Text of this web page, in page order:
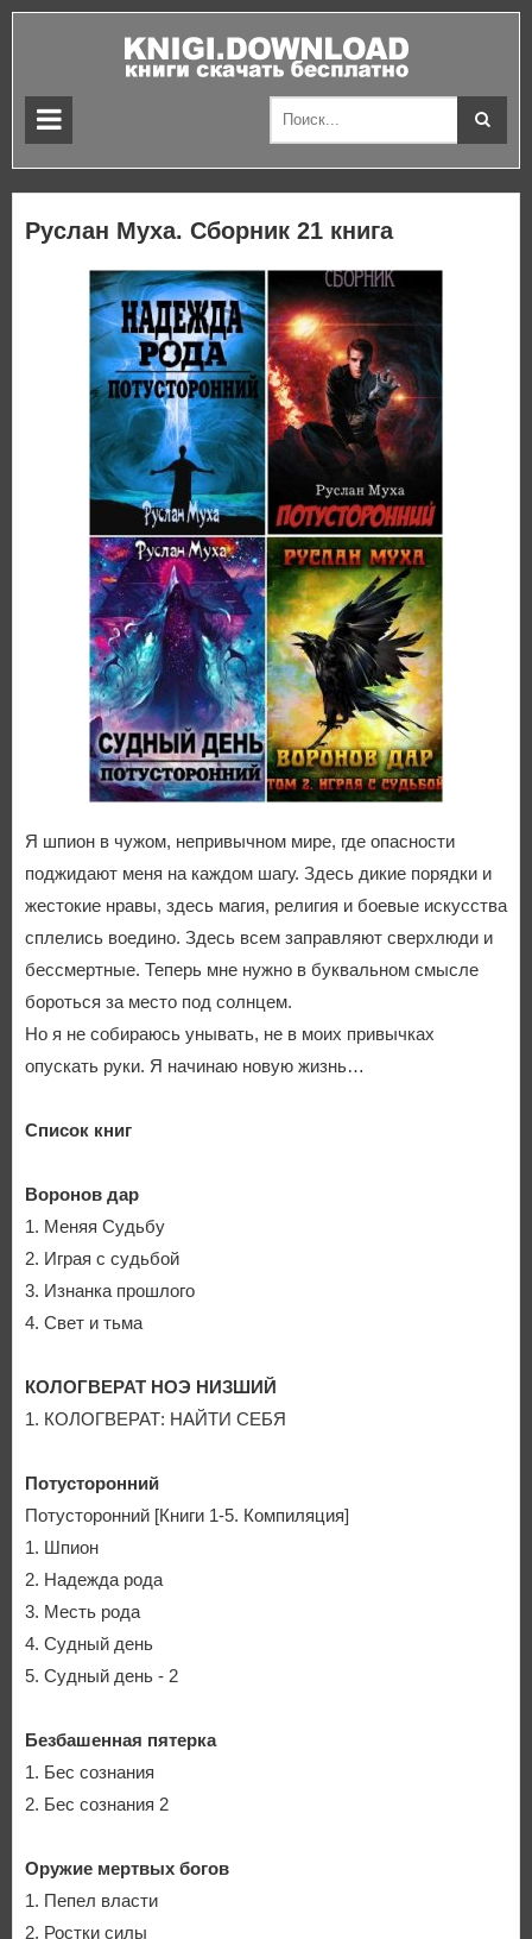
Руслан Муха. Сборник 21 книга
Я шпион в чужом, непривычном мире, где опасности
поджидают меня на каждом шагу. Здесь дикие порядки и
жестокие нравы, здесь магия, религия и боевые искусства
сплелись воедино. Здесь всем заправляют сверхлюди и
бессмертные. Теперь мне нужно в буквальном смысле
бороться за место под солнцем.
Но я не собираюсь унывать, не в моих привычках
опускать руки. Я начинаю новую жизнь…
Список книг
Воронов дар
1. Меняя Судьбу
2. Играя с судьбой
3. Изнанка прошлого
4. Свет и тьма
КОЛОГВЕРАТ НОЭ НИЗШИЙ
1. КОЛОГВЕРАТ: НАЙТИ СЕБЯ
Потусторонний
Потусторонний [Книги 1-5. Компиляция]
1. Шпион
2. Надежда рода
3. Месть рода
4. Судный день
5. Судный день - 2
Безбашенная пятерка
1. Бес сознания
2. Бес сознания 2
Оружие мертвых богов
1. Пепел власти
2. Ростки силы